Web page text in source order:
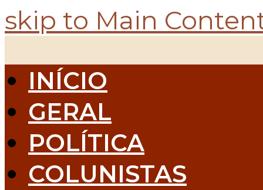
skip to Main
INÍCIO
GERAL
POLÍTICA
COLUNISTAS